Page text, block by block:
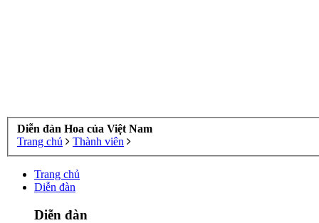
Diễn đàn Hoa của Việt Nam
Trang chủ
Thành viên
Trang chủ
Diễn đàn
Diễn đàn